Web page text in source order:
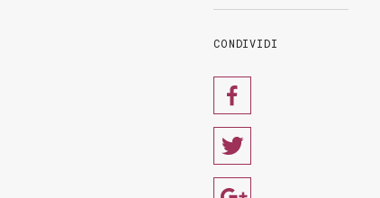
CONDIVIDI